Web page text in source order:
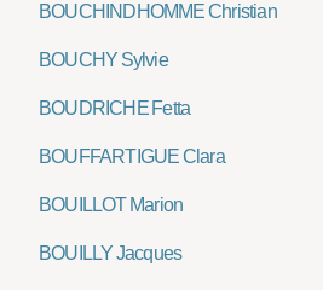
BOUCHINDHOMME Christian
BOUCHY Sylvie
BOUDRICHE Fetta
BOUFFARTIGUE Clara
BOUILLOT Marion
BOUILLY Jacques